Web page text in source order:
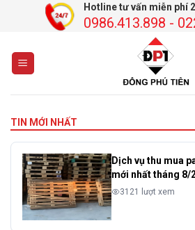
dung
Hotline tư vấn miễn phí
0986.413.898 -
TIN MỚI NHẤT
Dịch vụ thu mua
mới nhất tháng 8/
3121 lượt xem